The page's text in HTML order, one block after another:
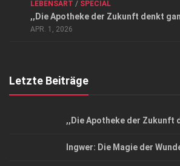
Datenschutzerklärung
Top Magazin Dresden / Ostsachsen
LEBENSART / SPECIAL
,,Die Apotheke der Zukunft denkt
APR. 1, 2026
Letzte Beiträge
,,Die Apotheke der Zukunft
Ingwer: Die Magie der